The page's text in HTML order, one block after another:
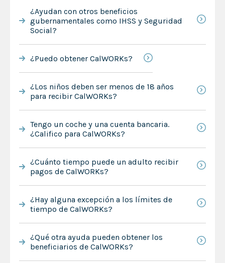
¿Ayudan con otros beneficios
gubernamentales como IHSS y Seguridad
Social?
¿Puedo obtener CalWORKs?
¿Los niños deben ser menos de 18 años
para recibir CalWORKs?
Tengo un coche y una cuenta bancaria.
¿Califico para CalWORKs?
¿Cuánto tiempo puede un adulto recibir
pagos de CalWORKs?
¿Hay alguna excepción a los límites de
tiempo de CalWORKs?
¿Qué otra ayuda pueden obtener los
beneficiarios de CalWORKs?